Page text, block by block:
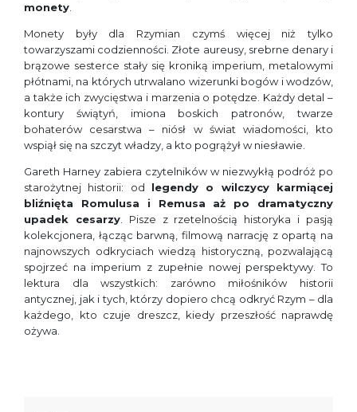
monety.
Monety były dla Rzymian czymś więcej niż tylko
towarzyszami codzienności. Złote aureusy, srebrne denary i
brązowe sesterce stały się kroniką imperium, metalowymi
płótnami, na których utrwalano wizerunki bogów i wodzów,
a także ich zwycięstwa i marzenia o potędze. Każdy detal –
kontury świątyń, imiona boskich patronów, twarze
bohaterów cesarstwa – niósł w świat wiadomości, kto
wspiął się na szczyt władzy, a kto pogrążył w niesławie.
Gareth Harney zabiera czytelników w niezwykłą podróż po
starożytnej historii: od legendy o wilczycy karmiącej
bliźnięta Romulusa i Remusa aż po dramatyczny
upadek cesarzy. Pisze z rzetelnością historyka i pasją
kolekcjonera, łącząc barwną, filmową narrację z opartą na
najnowszych odkryciach wiedzą historyczną, pozwalającą
spojrzeć na imperium z zupełnie nowej perspektywy. To
lektura dla wszystkich: zarówno miłośników historii
antycznej, jak i tych, którzy dopiero chcą odkryć Rzym – dla
każdego, kto czuje dreszcz, kiedy przeszłość naprawdę
ożywa.